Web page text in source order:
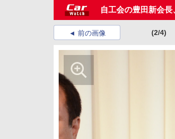
自工会の豊田新会
前の画像 (2/4)